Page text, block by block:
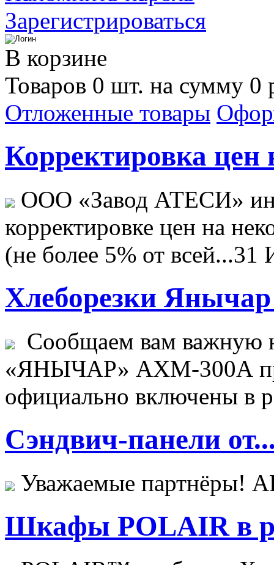
Зарегистрироваться
В корзине
Товаров 0 шт. на сумму 0
Отложенные товары
Корректировка цен
ООО «Завод АТЕСИ»
корректировке цен на
(не более 5% от всей...31
Хлеборезки Янычар
Сообщаем вам важную
«ЯНЫЧАР» АХМ-300А
официально включены в
Сэндвич-панели
Уважаемые
Шкафы POLAIR в